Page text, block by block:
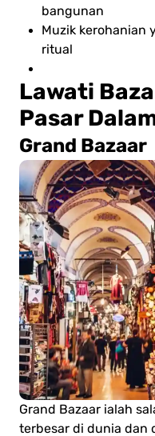
bangunan
Muzik kerohanian
ritual
Lawati
Pasar
Grand Bazaar
Grand Bazaar ialah
terbesar di dunia dan